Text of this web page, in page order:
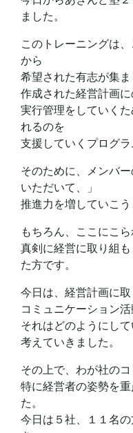
ました。
このトレーニングは
から
希望された有志が集ま
作成された経営計画
実行管理をしていく
れるのを
支援していくプログラ
そのために、メンバ
いただいて、」
推進力を増していこう
もちろん、ここにこ
真剣に経営に取り組
た方です。
今日は、経営計画に
コミュニケーション
それはどのようにし
考えていきました。
その上で、わが社の
特に経営者の姿勢を
た。
今日は５社、１１名